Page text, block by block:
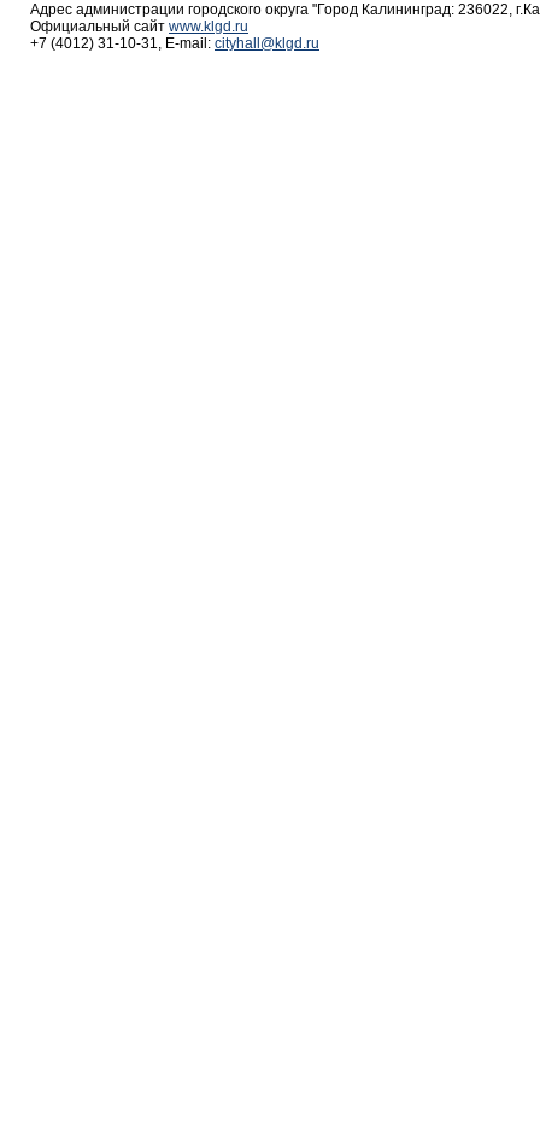
Адрес администрации городского округа "Город Калининград: 236022,
Официальный сайт www.klgd.ru
+7 (4012) 31-10-31, E-mail: cityhall@klgd.ru